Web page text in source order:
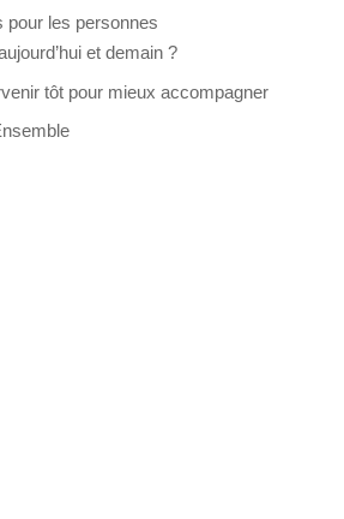
pour les personnes
et demain ?
tôt pour mieux accompagner